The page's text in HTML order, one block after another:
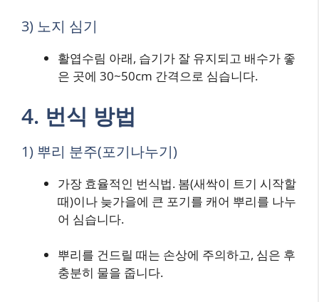
3) 노지 심기
활엽수림 아래, 습기가 잘 유지되고 배수가 좋
은 곳에 30~50cm 간격으로 심습니다.
4. 번식 방법
1) 뿌리 분주(포기나누기)
가장 효율적인 번식법. 봄(새싹이 트기 시작할
때)이나 늦가을에 큰 포기를 캐어 뿌리를 나누
어 심습니다.
뿌리를 건드릴 때는 손상에 주의하고, 심은 후
충분히 물을 줍니다.